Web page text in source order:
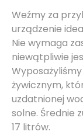
Weźmy za
urządzenie
Nie wymaga
niewątpliwie
żywicznym,
uzdatnionej
solne. Średnie
17 litrów.